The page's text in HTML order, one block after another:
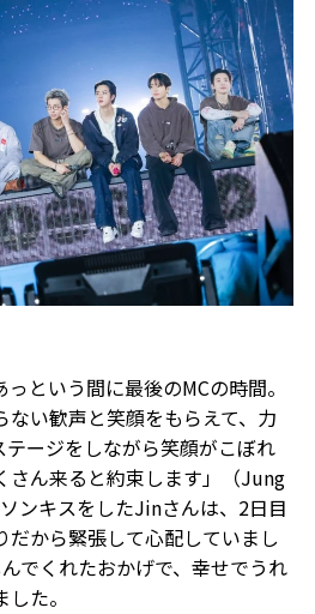
という間に最後のMCの時間。
ない歓声と笑顔をもらえて、力
テージをしながら笑顔がこぼれ
さん来ると約束します」（Jung
ンキスをしたJinさんは、2日目
だから緊張して心配していまし
でくれたおかげで、幸せでうれ
た。